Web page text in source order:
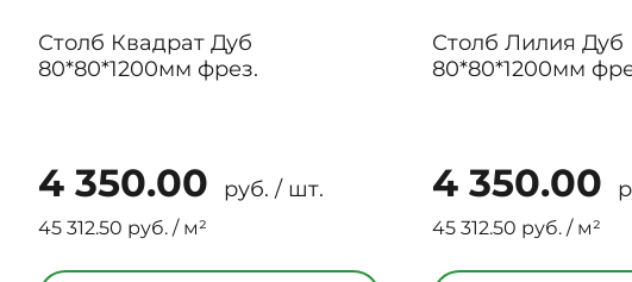
Столб Квадрат Дуб
80*80*1200мм фрез.
4 350.00 руб. / шт.
45 312.50 руб. / м²
Столб Лилия Дуб
4 350.00
45 312.50 руб. / м²